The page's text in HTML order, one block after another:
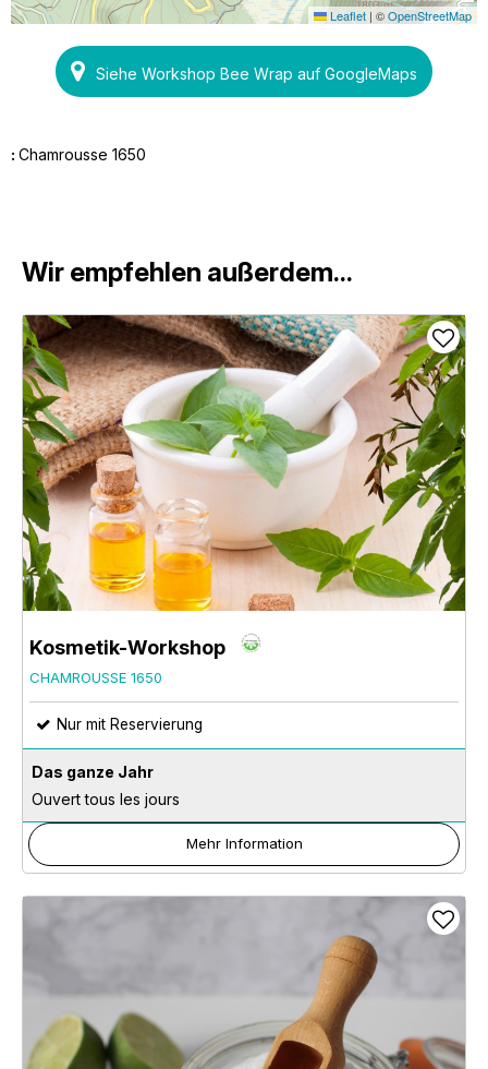
Leaflet | ©OpenStreetMap
Siehe Workshop Bee Wrap auf GoogleMaps
: Chamrousse 1650
Wir empfehlen außerdem...
Kosmetik-Workshop
CHAMROUSSE 1650
Nur mit Reservierung
Das ganze Jahr
Ouvert tous les jours
Mehr Information